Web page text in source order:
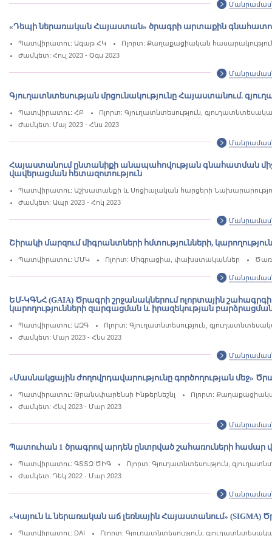
«Դեպի ներառական Հայաստան» ծրագրի արտաքին
Պատվիրատու: Ագաթ ՀԿ
Ոլորտ: Քաղաքացիական
Ժամկետ: Հուլ 2023 - Օգս 2023
Գյուղատնտեսության մրցունակությունը Հայաստանում.
Պատվիրատու: ՀԲ
Ոլորտ: Գյուղատնտեսություն,
Ժամկետ: Մայ 2023 - Հնս 2023
Հայաստանում ընտանիքի անապահովության գնահատման
վավերացման հետազոտություն
Պատվիրատու: Աշխատանքի և Սոցիալական հարցերի
Ժամկետ: Ապր 2023 - Հոկ 2023
Շիրակի մարզում միգրանտների հմտությունների,
Պատվիրատու: ՄՄԿ Ոլորտ: Միգրացիա, փախստականներ
ԵՄ-ԿԳՆՀ (GAIA) Ծրագրի շրջանակներում ոլորտային
կարողությունների զարգացման և իրազեկության
Պատվիրատու: ԱԶԳ
Ոլորտ: Գյուղատնտեսություն,
Ժամկետ: Մար 2023 - Հնս 2023
«Մասնակցային ժողովրդավարությունը գործողության մեջ»
Պատվիրատու: Թրանսփարենսի Ինթերնեշնլ
Ոլորտ:
Ժամկետ: Հնվ 2023 - Մար 2023
Պատուհան 1 ծրագրով արդեն ընտրված շահառուների համար
Պատվիրատու: ԳՏՏԶ ԾԻԳ
Ոլորտ: Գյուղատնտեսություն,
Ժամկետ: Դեկ 2022 - Մար 2023
«Կայուն և ներառական աճ լեռնային Հայաստանում» (SIGMA)
Պատվիրատու: DAI Ոլորտ: Գյուղատնտեսություն,